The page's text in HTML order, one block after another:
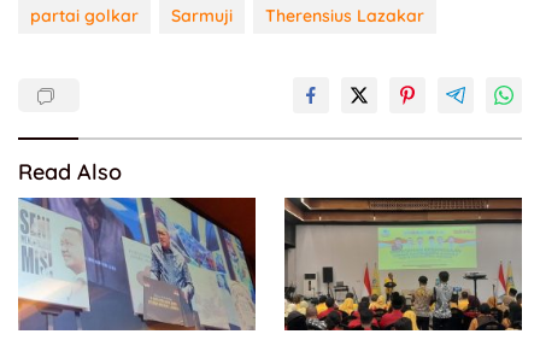
partai golkar
Sarmuji Therensius Lazakar
Read Also